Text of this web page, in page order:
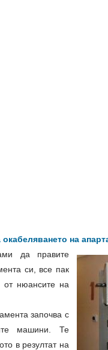
на
да правите
си, все пак
от нюансите на
започва с
машини. Те
в резултат на